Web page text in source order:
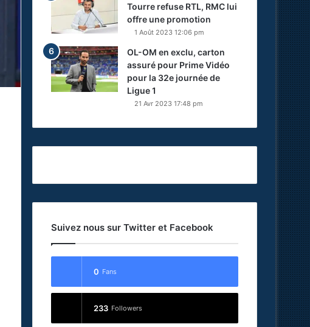
Tourre refuse RTL, RMC lui
offre une promotion
1 Août 2023 12:06 pm
OL-OM en exclu, carton
assuré pour Prime Vidéo
pour la 32e journée de
Ligue 1
21 Avr 2023 17:48 pm
Suivez nous sur Twitter et Facebook
0 Fans
233 Followers